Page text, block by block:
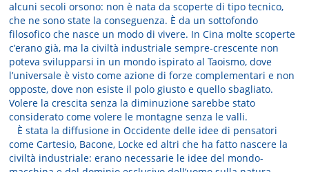
alcuni secoli orsono: non è nata da scoperte di tipo tecnico,
che ne sono state la conseguenza. È da un sottofondo
filosofico che nasce un modo di vivere. In Cina molte scoperte
c’erano già, ma la civiltà industriale sempre-crescente non
poteva svilupparsi in un mondo ispirato al Taoismo, dove
l’universale è visto come azione di forze complementari e non
opposte, dove non esiste il polo giusto e quello sbagliato.
Volere la crescita senza la diminuzione sarebbe stato
considerato come volere le montagne senza le valli.
È stata la diffusione in Occidente delle idee di pensatori
come Cartesio, Bacone, Locke ed altri che ha fatto nascere la
civiltà industriale: erano necessarie le idee del mondo-